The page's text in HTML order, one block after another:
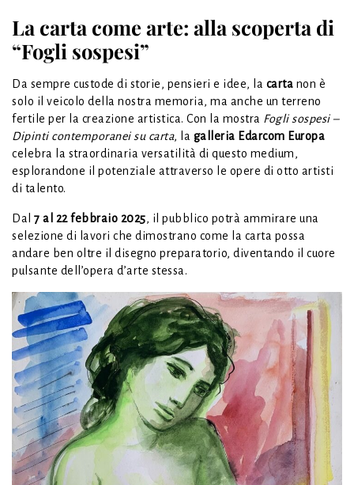
La carta come arte: alla scoperta di
“Fogli sospesi”
Da sempre custode di storie, pensieri e idee, la carta non è
solo il veicolo della nostra memoria, ma anche un terreno
fertile per la creazione artistica. Con la mostra Fogli sospesi –
Dipinti contemporanei su carta, la galleria Edarcom Europa
celebra la straordinaria versatilità di questo medium,
esplorandone il potenziale attraverso le opere di otto artisti
di talento.
Dal 7 al 22 febbraio 2025, il pubblico potrà ammirare una
selezione di lavori che dimostrano come la carta possa
andare ben oltre il disegno preparatorio, diventando il cuore
pulsante dell’opera d’arte stessa.